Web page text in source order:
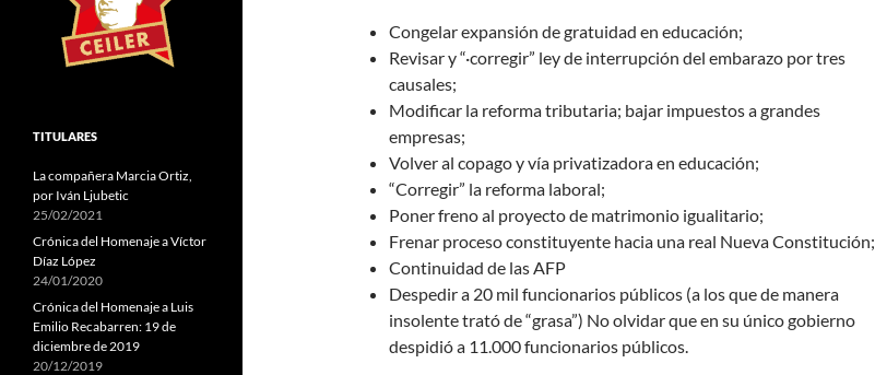
Congelar expansión de gratuidad en educación;
Revisar y “·corregir” ley de interrupción del embarazo por tres
causales;
Modificar la reforma tributaria; bajar impuestos a grandes
empresas;
Volver al copago y vía privatizadora en educación;
“Corregir” la reforma laboral;
Poner freno al proyecto de matrimonio igualitario;
Frenar proceso constituyente hacia una real Nueva Constitución;
Continuidad de las AFP
Despedir a 20 mil funcionarios públicos (a los que de manera
insolente trató de “grasa”) No olvidar que en su único gobierno
despidió a 11.000 funcionarios públicos.
TITULARES
La compañera Marcia Ortiz,
por Iván Ljubetic
25/02/2021
Crónica del Homenaje a Víctor
Díaz López
24/01/2020
Crónica del Homenaje a Luis
Emilio Recabarren: 19 de
diciembre de 2019
20/12/2019